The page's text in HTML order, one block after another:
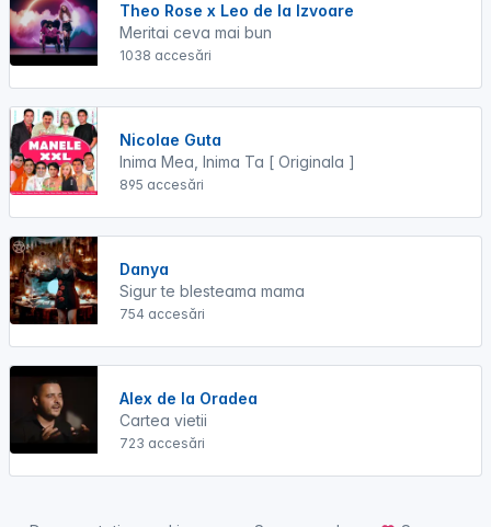
Theo Rose x Leo de la Izvoare
Meritai ceva mai bun
1038 accesări
Nicolae Guta
Inima Mea, Inima Ta [ Originala ]
895 accesări
Danya
Sigur te blesteama mama
754 accesări
Alex de la Oradea
Cartea vietii
723 accesări